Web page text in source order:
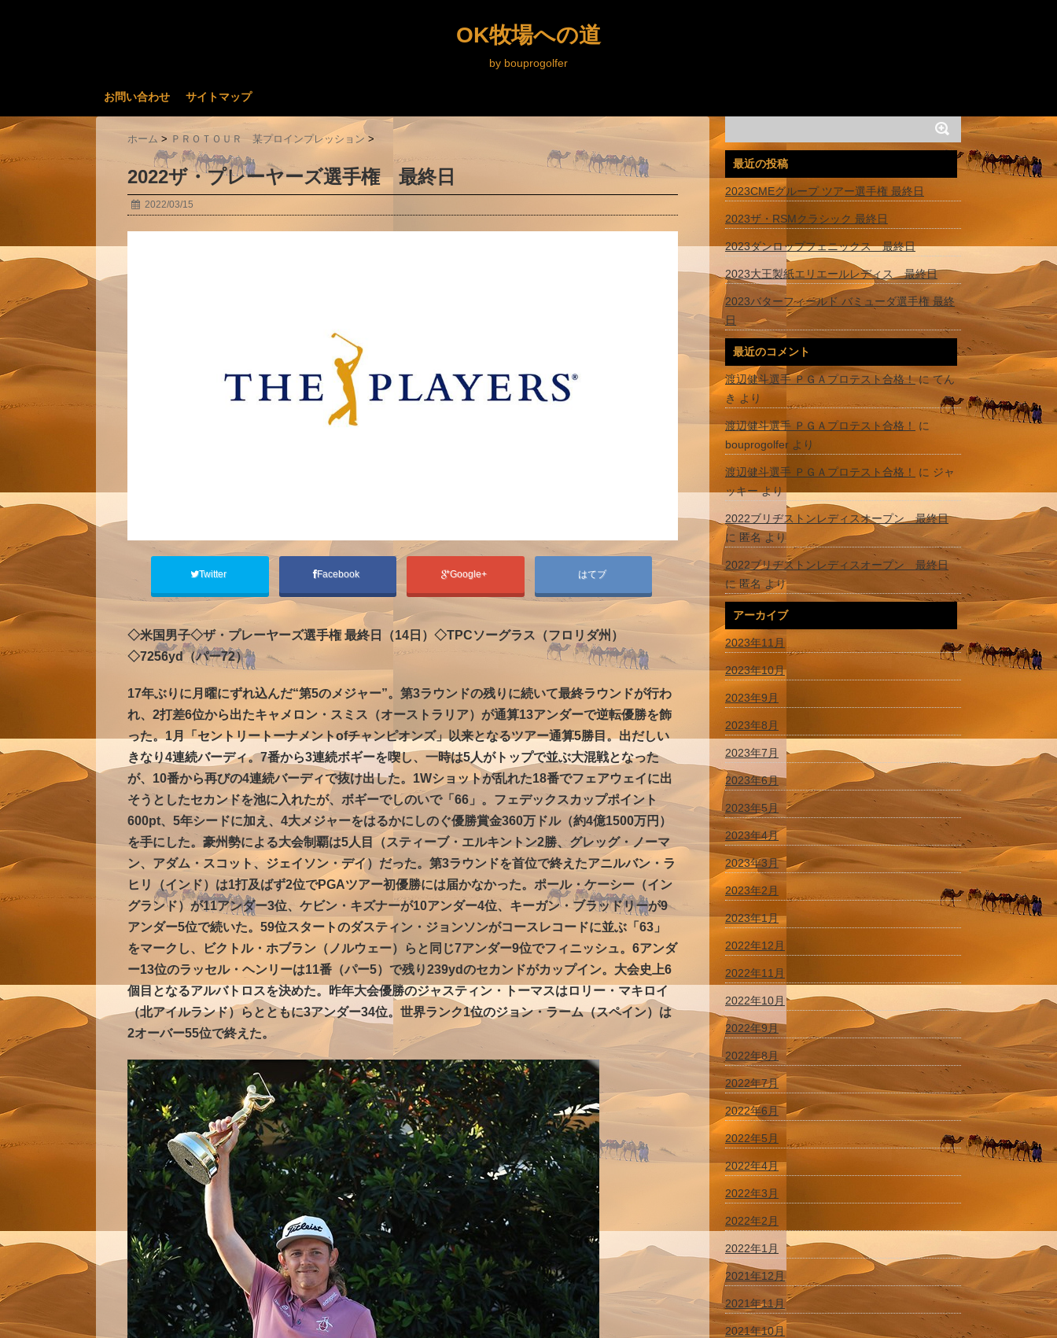
OK牧場への道
by bouprogolfer
お問い合わせ サイトマップ
ホーム > ＰＲＯＴＯＵＲ 某プロインプレッション >
2022ザ・プレーヤーズ選手権 最終日
2022/03/15
Twitter Facebook Google+ はてブ
◇米国男子◇ザ・プレーヤーズ選手権 最終日（14日）◇TPCソーグラス（フロリダ州）
◇7256yd（パー72）
17年ぶりに月曜にずれ込んだ“第5のメジャー”。第3ラウンドの残りに続いて最終ラウンドが行わ
れ、2打差6位から出たキャメロン・スミス（オーストラリア）が通算13アンダーで逆転優勝を飾
った。1月「セントリートーナメントofチャンピオンズ」以来となるツアー通算5勝目。出だしい
きなり4連続バーディ。7番から3連続ボギーを喫し、一時は5人がトップで並ぶ大混戦となった
が、10番から再びの4連続バーディで抜け出した。1Wショットが乱れた18番でフェアウェイに出
そうとしたセカンドを池に入れたが、ボギーでしのいで「66」。フェデックスカップポイント
600pt、5年シードに加え、4大メジャーをはるかにしのぐ優勝賞金360万ドル（約4億1500万円）
を手にした。豪州勢による大会制覇は5人目（スティーブ・エルキントン2勝、グレッグ・ノーマ
ン、アダム・スコット、ジェイソン・デイ）だった。第3ラウンドを首位で終えたアニルバン・ラ
ヒリ（インド）は1打及ばず2位でPGAツアー初優勝には届かなかった。ポール・ケーシー（イン
グランド）が11アンダー3位、ケビン・キズナーが10アンダー4位、キーガン・ブラッドリーが9
アンダー5位で続いた。59位スタートのダスティン・ジョンソンがコースレコードに並ぶ「63」
をマークし、ビクトル・ホブラン（ノルウェー）らと同じ7アンダー9位でフィニッシュ。6アンダ
ー13位のラッセル・ヘンリーは11番（パー5）で残り239ydのセカンドがカップイン。大会史上6
個目となるアルバトロスを決めた。昨年大会優勝のジャスティン・トーマスはロリー・マキロイ
（北アイルランド）らとともに3アンダー34位。世界ランク1位のジョン・ラーム（スペイン）は
2オーバー55位で終えた。
最近の投稿
2023CMEグループ ツアー選手権 最終日
2023ザ・RSMクラシック 最終日
2023ダンロップフェニックス 最終日
2023大王製紙エリエールレディス 最終日
2023バターフィールド バミューダ選手権 最終
日
最近のコメント
渡辺健斗選手 ＰＧＡプロテスト合格！にてん
きより
渡辺健斗選手 ＰＧＡプロテスト合格！
に
bouprogolfer より
渡辺健斗選手 ＰＧＡプロテスト合格！ に ジャ
ッキーより
2022ブリヂストンレディスオープン 最終日
に 匿名より
2022ブリヂストンレディスオープン 最終日
に匿名 より
アーカイブ
2023年11月
2023年10月
2023年9月
2023年8月
2023年7月
2023年6月
2023年5月
2023年4月
2023年3月
2023年2月
2023年1月
2022年12月
2022年11月
2022年10月
2022年9月
2022年8月
2022年7月
2022年6月
2022年5月
2022年4月
2022年3月
2022年2月
2022年1月
2021年12月
2021年11月
2021年10月